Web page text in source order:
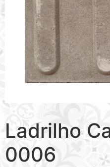
Ladrilho
0006